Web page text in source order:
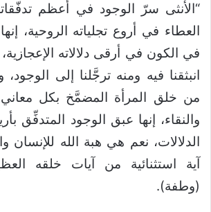
“الأنثى سرّ الوجود في أعظم
العطاء في أروع تجلياته الروحية،
في الكون في أرقى دلالاته
انبثقنا فيه ومنه ترجَّلنا إلى
من خلق المرأة المضمَّخ بكل
والنقاء، إنها عبق الوجود المتدفِّق
الدلالات، نعم هي هبة الله للإنسان
آية استثنائية من آيات خلقه
(وطفة).